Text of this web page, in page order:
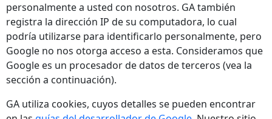
personalmente a usted con nosotros. GA también
registra la dirección IP de su computadora, lo cual
podría utilizarse para identificarlo personalmente, pero
Google no nos otorga acceso a esta. Consideramos que
Google es un procesador de datos de terceros (vea la
sección a continuación).
GA utiliza cookies, cuyos detalles se pueden encontrar